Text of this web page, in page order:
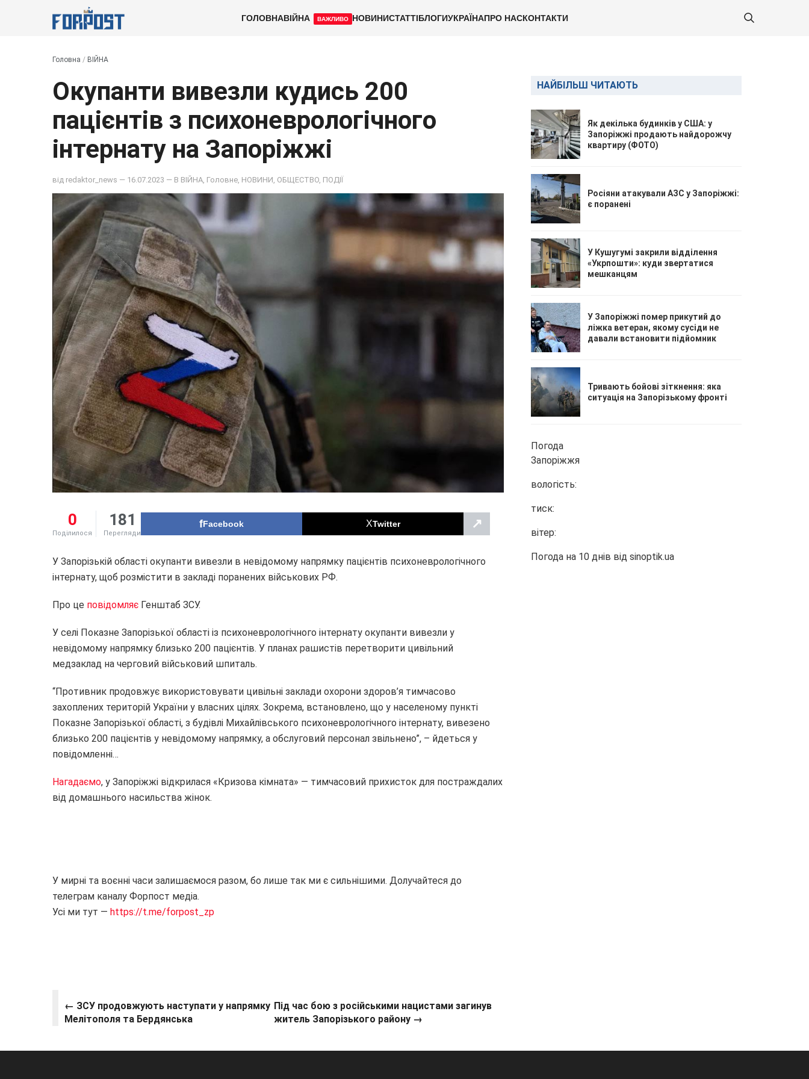
ГОЛОВНАВІЙНА ВАЖЛИВО НОВИНИСТАТТІБЛОГИУКРАЇНАПРО НАСКОНТАКТИ
Головна / ВІЙНА
Окупанти вивезли кудись 200
пацієнтів з психоневрологічного
інтернату на Запоріжжі
від redaktor_news — 16.07.2023 — В ВІЙНА Головне НОВИНИ ОБЩЕСТВО ПОДІЇ
0
Поділилося
181
Перегляди
Facebook Twitter ↗
У Запорізькій області окупанти вивезли в невідомому напрямку пацієнтів психоневрологічного
інтернату, щоб розмістити в закладі поранених військових РФ.
Про це повідомляє Генштаб ЗСУ.
У селі Показне Запорізької області із психоневрологічного інтернату окупанти вивезли у
невідомому напрямку близько 200 пацієнтів. У планах рашистів перетворити цивільний
медзаклад на черговий військовий шпиталь.
“Противник продовжує використовувати цивільні заклади охорони здоров’я тимчасово
захоплених територій України у власних цілях. Зокрема, встановлено, що у населеному пункті
Показне Запорізької області, з будівлі Михайлівського психоневрологічного інтернату, вивезено
близько 200 пацієнтів у невідомому напрямку, а обслуговий персонал звільнено”, – йдеться у
повідомленні…
Нагадаємо, у Запоріжжі відкрилася «Кризова кімната» — тимчасовий прихисток для постраждалих
від домашнього насильства жінок.
У мирні та воєнні часи залишаємося разом, бо лише так ми є сильнішими. Долучайтеся до
телеграм каналу Форпост медіа.
Усі ми тут — https://t.me/forpost_zp
← ЗСУ продовжують наступати у напрямку
Мелітополя та Бердянська
Під час бою з російськими нацистами загинув
житель Запорізького району →
НАЙБІЛЬШ ЧИТАЮТЬ
Як декілька будинків у США: у
Запоріжжі продають найдорожчу
квартиру (ФОТО)
Росіяни атакували АЗС у Запоріжжі:
є поранені
У Кушугумі закрили відділення
«Укрпошти»: куди звертатися
мешканцям
У Запоріжжі помер прикутий до
ліжка ветеран, якому сусіди не
давали встановити підйомник
Тривають бойові зіткнення: яка
ситуація на Запорізькому фронті
Погода
Запоріжжя
вологість:
тиск:
вітер:
Погода на 10 днів від sinoptik.ua